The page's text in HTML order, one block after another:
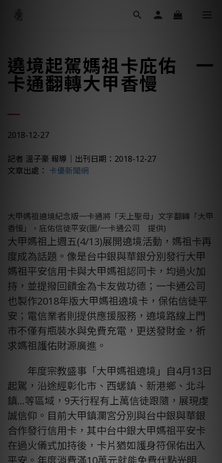
遶境起駕媽祖卡庇佑 一
卡通翻轉大甲香慢
2018-12-27
記者 溫子豪 報導 出刊日期： 2018-12-27
文章出處： 卡優新聞網
大甲媽祖遶境紀念版一卡通將「天上聖母」文字翻轉「大甲
香慢」，庇佑信徒平安(圖/一卡通公司 提供)
大甲媽祖上週五(4/13)展開遶境活動，媽祖卡再
度成為話題。像是台中銀與華銀分別發行大甲
媽祖平安信用卡與大甲媽祖認同卡，均過火加
持，並提撥回饋金為卡友做功德；一卡通公司
也製作2018年版大甲媽祖遶境卡，保佑信徒平
安；電信業者則提供應援服務，遶境路線上門
市不僅有瓶裝水與免費充電，更送發財金，祈
求媽祖護佑財源廣進。
年度宗教盛事「大甲媽祖遶境」自4月13日
起駕，沿途經彰化市、西螺鎮、新港鄉、北斗
鎮…等區域，9天行程有上萬信徒跟隨，展現虔
誠信仰。目前大甲鎮瀾宮分別與台中銀與華銀
合作發行信用卡，其中台中銀大甲媽祖平安卡
在過火儀式加持後，卡片猶如護身符保佑出入